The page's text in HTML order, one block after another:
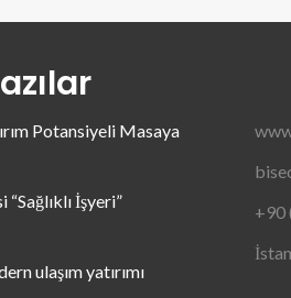
Potansiyeli Masaya
İşyeri”
ulaşım yatırımı
+90